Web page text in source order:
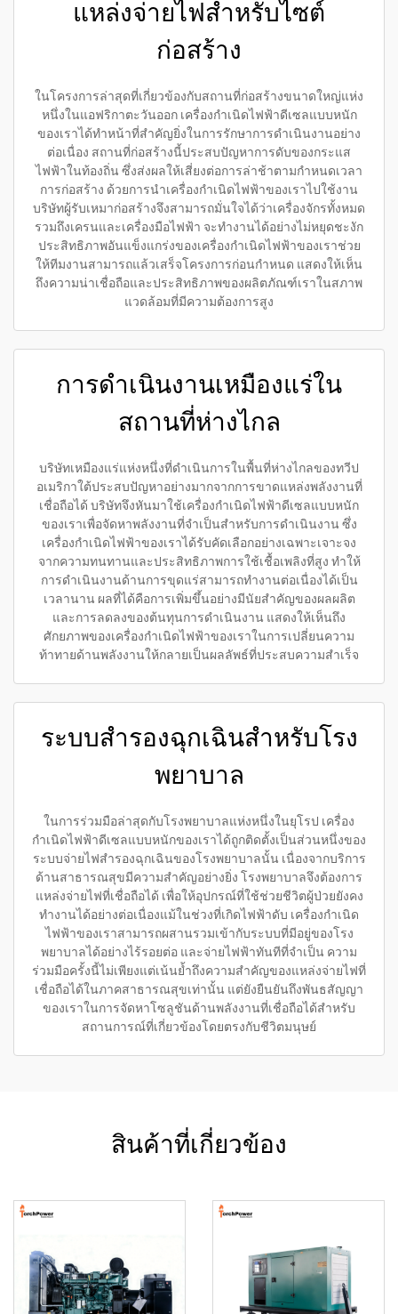
แหล่งจ่ายไฟสำหรับไซต์
ก่อสร้าง
ในโครงการล่าสุดที่เกี่ยวข้องกับสถานที่ก่อสร้างขนาดใหญ่แห่ง
หนึ่งในแอฟริกาตะวันออก เครื่องกำเนิดไฟฟ้าดีเซลแบบหนัก
ของเราได้ทำหน้าที่สำคัญยิ่งในการรักษาการดำเนินงานอย่าง
ต่อเนื่อง สถานที่ก่อสร้างนี้ประสบปัญหาการดับของกระแส
ไฟฟ้าในท้องถิ่น ซึ่งส่งผลให้เสี่ยงต่อการล่าช้าตามกำหนดเวลา
การก่อสร้าง ด้วยการนำเครื่องกำเนิดไฟฟ้าของเราไปใช้งาน
บริษัทผู้รับเหมาก่อสร้างจึงสามารถมั่นใจได้ว่าเครื่องจักรทั้งหมด
รวมถึงเครนและเครื่องมือไฟฟ้า จะทำงานได้อย่างไม่หยุดชะงัก
ประสิทธิภาพอันแข็งแกร่งของเครื่องกำเนิดไฟฟ้าของเราช่วย
ให้ทีมงานสามารถแล้วเสร็จโครงการก่อนกำหนด แสดงให้เห็น
ถึงความน่าเชื่อถือและประสิทธิภาพของผลิตภัณฑ์เราในสภาพ
แวดล้อมที่มีความต้องการสูง
การดำเนินงานเหมืองแร่ใน
สถานที่ห่างไกล
บริษัทเหมืองแร่แห่งหนึ่งที่ดำเนินการในพื้นที่ห่างไกลของทวีป
อเมริกาใต้ประสบปัญหาอย่างมากจากการขาดแหล่งพลังงานที่
เชื่อถือได้ บริษัทจึงหันมาใช้เครื่องกำเนิดไฟฟ้าดีเซลแบบหนัก
ของเราเพื่อจัดหาพลังงานที่จำเป็นสำหรับการดำเนินงาน ซึ่ง
เครื่องกำเนิดไฟฟ้าของเราได้รับคัดเลือกอย่างเฉพาะเจาะจง
จากความทนทานและประสิทธิภาพการใช้เชื้อเพลิงที่สูง ทำให้
การดำเนินงานด้านการขุดแร่สามารถทำงานต่อเนื่องได้เป็น
เวลานาน ผลที่ได้คือการเพิ่มขึ้นอย่างมีนัยสำคัญของผลผลิต
และการลดลงของต้นทุนการดำเนินงาน แสดงให้เห็นถึง
ศักยภาพของเครื่องกำเนิดไฟฟ้าของเราในการเปลี่ยนความ
ท้าทายด้านพลังงานให้กลายเป็นผลลัพธ์ที่ประสบความสำเร็จ
ระบบสำรองฉุกเฉินสำหรับโรง
พยาบาล
ในการร่วมมือล่าสุดกับโรงพยาบาลแห่งหนึ่งในยุโรป เครื่อง
กำเนิดไฟฟ้าดีเซลแบบหนักของเราได้ถูกติดตั้งเป็นส่วนหนึ่งของ
ระบบจ่ายไฟสำรองฉุกเฉินของโรงพยาบาลนั้น เนื่องจากบริการ
ด้านสาธารณสุขมีความสำคัญอย่างยิ่ง โรงพยาบาลจึงต้องการ
แหล่งจ่ายไฟที่เชื่อถือได้ เพื่อให้อุปกรณ์ที่ใช้ช่วยชีวิตผู้ป่วยยังคง
ทำงานได้อย่างต่อเนื่องแม้ในช่วงที่เกิดไฟฟ้าดับ เครื่องกำเนิด
ไฟฟ้าของเราสามารถผสานรวมเข้ากับระบบที่มีอยู่ของโรง
พยาบาลได้อย่างไร้รอยต่อ และจ่ายไฟฟ้าทันทีที่จำเป็น ความ
ร่วมมือครั้งนี้ไม่เพียงแต่เน้นย้ำถึงความสำคัญของแหล่งจ่ายไฟที่
เชื่อถือได้ในภาคสาธารณสุขเท่านั้น แต่ยังยืนยันถึงพันธสัญญา
ของเราในการจัดหาโซลูชันด้านพลังงานที่เชื่อถือได้สำหรับ
สถานการณ์ที่เกี่ยวข้องโดยตรงกับชีวิตมนุษย์
สินค้าที่เกี่ยวข้อง